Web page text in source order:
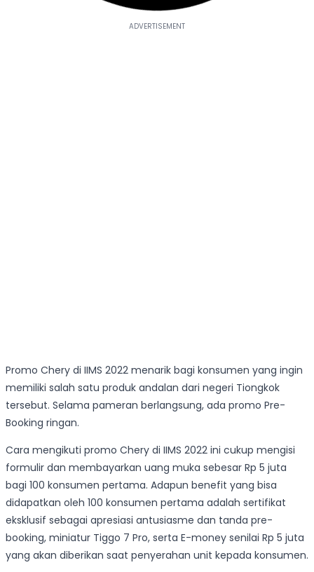
Promo Chery di IIMS 2022 menarik bagi konsumen yang ingin
memiliki salah satu produk andalan dari negeri Tiongkok
tersebut. Selama pameran berlangsung, ada promo Pre-
Booking ringan.
Cara mengikuti promo Chery di IIMS 2022 ini cukup mengisi
formulir dan membayarkan uang muka sebesar Rp 5 juta
bagi 100 konsumen pertama. Adapun benefit yang bisa
didapatkan oleh 100 konsumen pertama adalah sertifikat
eksklusif sebagai apresiasi antusiasme dan tanda pre-
booking, miniatur Tiggo 7 Pro, serta E-money senilai Rp 5 juta
yang akan diberikan saat penyerahan unit kepada konsumen.